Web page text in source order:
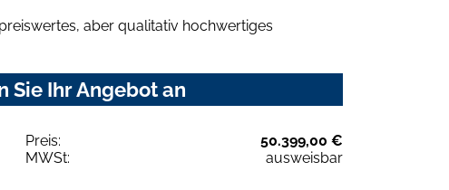
aber qualitativ hochwertiges
Sie Ihr Angebot an
Preis:
50.399,00 €
MWSt:
ausweisbar